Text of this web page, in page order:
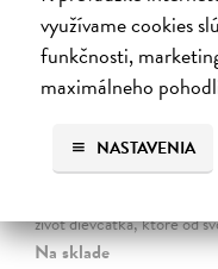
využívame cookies
funkčnosti,
maximálneho
NASTAVENIA
Wernerová Jana| Kniha
Tam, kde sa radosť zo
život dievčatka, ktoré od
Na sklade